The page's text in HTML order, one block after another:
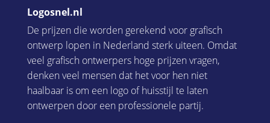
Logosnel.nl
De prijzen die worden gerekend voor grafisch
ontwerp lopen in Nederland sterk uiteen. Omdat
veel grafisch ontwerpers hoge prijzen vragen,
denken veel mensen dat het voor hen niet
haalbaar is om een logo of huisstijl te laten
ontwerpen door een professionele partij.